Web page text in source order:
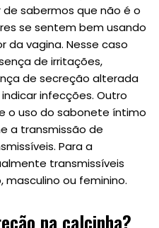
sabermos que não é o
se sentem bem usando
da vagina. Nesse caso
de irritações,
de secreção alterada
infecções. Outro
o uso do sabonete íntimo
a transmissão de
Para a
transmissíveis
ou feminino.
na calcinha?